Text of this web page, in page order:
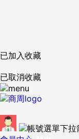
已加入收藏
已取消收藏